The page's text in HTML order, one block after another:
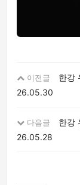
이전글
한강
26.05.30
다음글
한강
26.05.28